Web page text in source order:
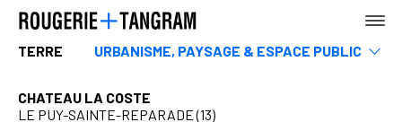
TERRE
Infrastructures & Transports
URBANISME, PAYSAGE & ESPACE PUBLIC
CHATEAU LA COSTE
LE PUY-SAINTE-REPARADE (13)